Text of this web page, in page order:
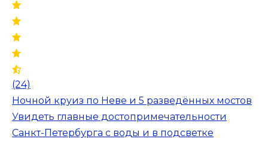
(24)
Ночной круиз по Неве и 5 разведённых мостов
Увидеть главные достопримечательности
Санкт-Петербурга с воды и в подсветке